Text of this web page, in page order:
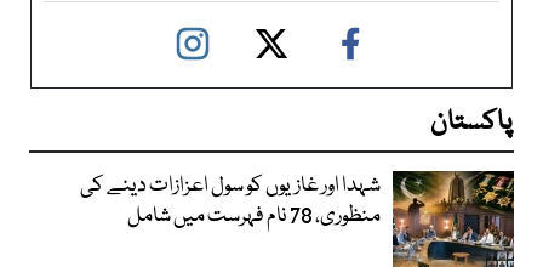
پاکستان
شہدا اور غازیوں کو سول اعزازات دینے کی
منظوری، 78 نام فہرست میں شامل